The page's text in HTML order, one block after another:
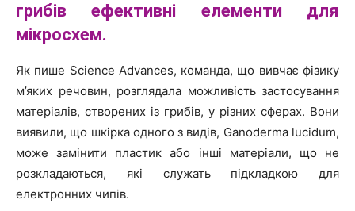
грибів ефективні елементи для
мікросхем.
Як пише Science Advances, команда, що вивчає фізику
м’яких речовин, розглядала можливість застосування
матеріалів, створених із грибів, у різних сферах. Вони
виявили, що шкірка одного з видів, Ganoderma lucidum,
може замінити пластик або інші матеріали, що не
розкладаються, які служать підкладкою для
електронних чипів.